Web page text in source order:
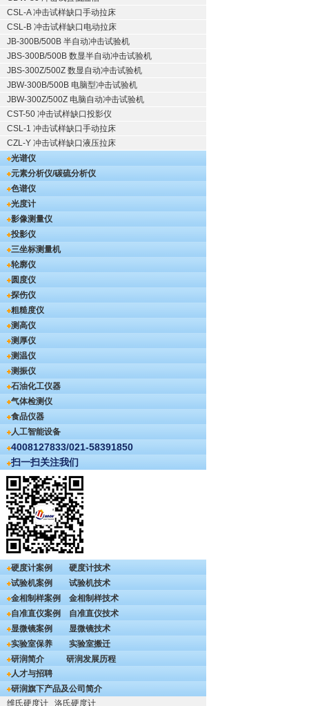
CSL-A 冲击试样缺口手动拉床
CSL-B 冲击试样缺口电动拉床
JB-300B/500B 半自动冲击试验机
JBS-300B/500B 数显半自动冲击试验机
JBS-300Z/500Z 数显自动冲击试验机
JBW-300B/500B 电脑型冲击试验机
JBW-300Z/500Z 电脑自动冲击试验机
CST-50 冲击试样缺口投影仪
CSL-1 冲击试样缺口手动拉床
CZL-Y 冲击试样缺口液压拉床
光谱仪
元素分析仪/碳硫分析仪
色谱仪
光度计
影像测量仪
投影仪
三坐标测量机
轮廓仪
圆度仪
探伤仪
粗糙度仪
测高仪
测厚仪
测温仪
测振仪
石油化工仪器
气体检测仪
食品仪器
人工智能设备
4008127833/021-58391850
扫一扫关注我们
硬度计案例
硬度计技术
试验机案例
试验机技术
金相制样案例
金相制样技术
自准直仪案例
自准直仪技术
显微镜案例
显微镜技术
实验室保养
实验室搬迁
研润简介
研润发展历程
人才与招聘
研润旗下产品及公司简介
维氏硬度计
洛氏硬度计